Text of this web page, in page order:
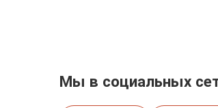
Мы в социальных